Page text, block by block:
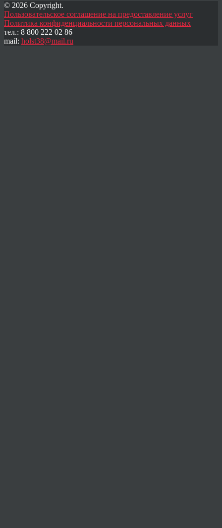
© 2026 Copyright.
Пользовательское соглашение на предоставление услуг
Политика конфиденциальности персональных данных
тел.: 8 800 222 02 86
mail: holst38@mail.ru